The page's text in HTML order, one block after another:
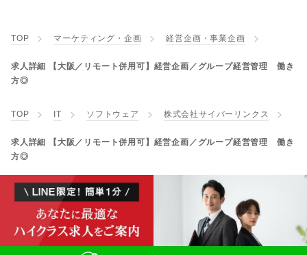
TOP マーケティング・企画 経営企画・事業企画
求人詳細 【大阪／リモート併用可】経営企画／グループ経営管理 働き
方◎
TOP IT ソフトウェア 株式会社サイバーリンクス
求人詳細 【大阪／リモート併用可】経営企画／グループ経営管理 働き
方◎